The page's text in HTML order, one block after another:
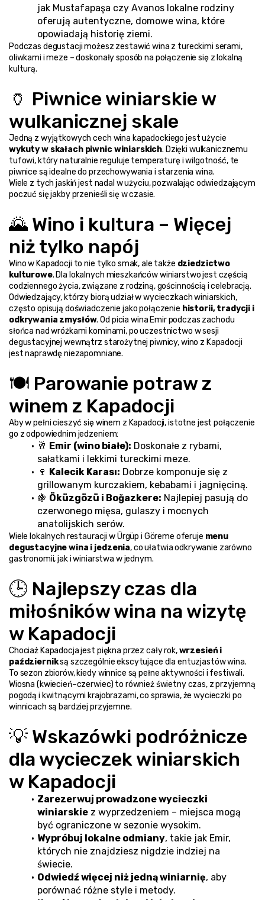
jak Mustafapaşa czy Avanos lokalne rodziny
oferują autentyczne, domowe wina, które
opowiadają historię ziemi.
Podczas degustacji możesz zestawić wina z tureckimi serami,
oliwkami i meze – doskonały sposób na połączenie się z lokalną
kulturą.
🏺 Piwnice winiarskie w
wulkanicznej skale
wykuty w skałach piwnic winiarskich. Dzięki wulkanicznemu
tufowi, który naturalnie reguluje temperaturę i wilgotność, te
piwnice są idealne do przechowywania i starzenia wina.
Wiele z tych jaskiń jest nadal w użyciu, pozwalając odwiedzającym
poczuć się jakby przenieśli się w czasie.
🌄 Wino i kultura – Więcej
niż tylko napój
Wino w Kapadocji to nie tylko smak, ale także dziedzictwo
kulturowe. Dla lokalnych mieszkańców winiarstwo jest częścią
codziennego życia, związane z rodziną, gościnnością i celebracją.
Odwiedzający, którzy biorą udział w wycieczkach winiarskich,
często opisują doświadczenie jako połączenie historii, tradycji i
odkrywania zmysłów. Od picia wina Emir podczas zachodu
słońca nad wróżkami kominami, po uczestnictwo w sesji
degustacyjnej wewnątrz starożytnej piwnicy, wino z Kapadocji
jest naprawdę niezapomniane.
🍽️ Parowanie potraw z
winem z Kapadocji
Aby w pełni cieszyć się winem z Kapadocji, istotne jest połączenie
go z odpowiednim jedzeniem:
🥂 Emir (wino białe): Doskonałe z rybami,
sałatkami i lekkimi tureckimi meze.
🍷 Kalecik Karası: Dobrze komponuje się z
grillowanym kurczakiem, kebabami i jagnięciną.
🍇 Öküzgözü i Boğazkere: Najlepiej pasują do
czerwonego mięsa, gulaszy i mocnych
anatolijskich serów.
Wiele lokalnych restauracji w Ürgüp i Göreme oferuje menu
degustacyjne wina i jedzenia, co ułatwia odkrywanie zarówno
gastronomii, jak i winiarstwa w jednym.
🕒 Najlepszy czas dla
miłośników wina na wizytę
w Kapadocji
Chociaż Kapadocja jest piękna przez cały rok, wrzesień i
październik są szczególnie ekscytujące dla entuzjastów wina.
To sezon zbiorów, kiedy winnice są pełne aktywności i festiwali.
Wiosna (kwiecień–czerwiec) to również świetny czas, z przyjemną
pogodą i kwitnącymi krajobrazami, co sprawia, że wycieczki po
winnicach są bardziej przyjemne.
💡 Wskazówki podróżnicze
dla wycieczek winiarskich
w Kapadocji
Zarezerwuj prowadzone wycieczki
winiarskie z wyprzedzeniem – miejsca mogą
być ograniczone w sezonie wysokim.
Wypróbuj lokalne odmiany, takie jak Emir,
których nie znajdziesz nigdzie indziej na
świecie.
Odwiedź więcej niż jedną winiarnię, aby
porównać różne style i metody.